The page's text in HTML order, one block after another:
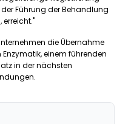
Führung der Behandlung
erreicht."
die Übernahme
einem führenden
in der nächsten